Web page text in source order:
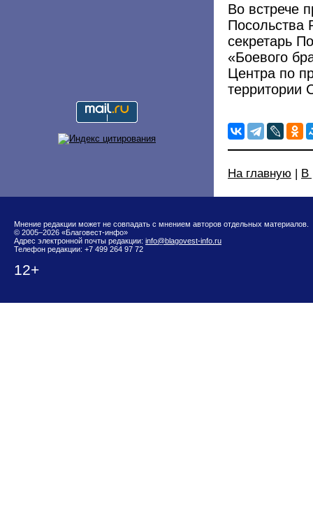
Во встрече
Посольства
секретарь
«Боевого
Центра по
территории
На главную | В
Мнение редакции может не совпадать с мнением авторов отдельных материалов.
© 2005–2026 «Благовест-инфо»
Адрес электронной почты редакции: info@blagovest-info.ru
Телефон редакции: +7 499 264 97 72
12+